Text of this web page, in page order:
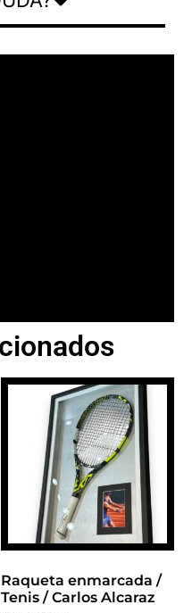
CON
1
Raqueta enmarcada /
Tenis / Carlos Alcaraz